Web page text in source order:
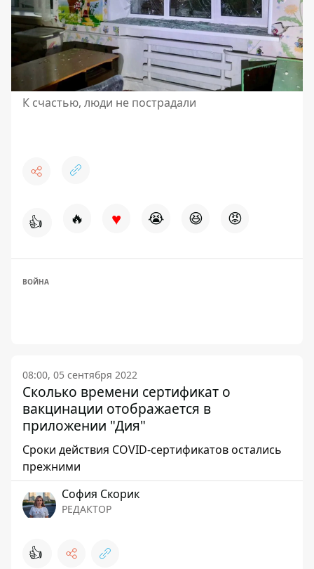
К счастью, люди не пострадали
👍 🔥 ♥ 😭 😆 😡
ВОЙНА
08:00, 05 сентября 2022
Сколько времени сертификат о
вакцинации отображается в
приложении "Дия"
Сроки действия COVID-сертификатов остались
прежними
София Скорик
РЕДАКТОР
👍